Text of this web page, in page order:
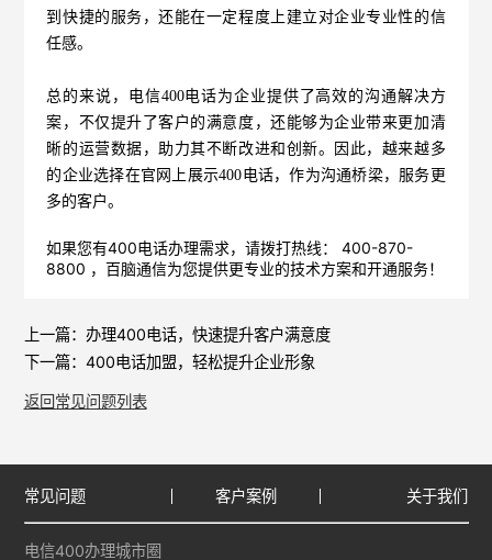
到快捷的服务，还能在一定程度上建立对企业专业性的信
任感。
总的来说，电信400电话为企业提供了高效的沟通解决方
案，不仅提升了客户的满意度，还能够为企业带来更加清
晰的运营数据，助力其不断改进和创新。因此，越来越多
的企业选择在官网上展示400电话，作为沟通桥梁，服务更
多的客户。
如果您有400电话办理需求，请拨打热线： 400-870-
8800 ，百脑通信为您提供更专业的技术方案和开通服务！
上一篇： 办理400电话，快速提升客户满意度
下一篇： 400电话加盟，轻松提升企业形象
返回常见问题列表
常见问题 客户案例 关于我们
电信400办理城市圈